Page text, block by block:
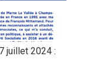
juillet 2024 :